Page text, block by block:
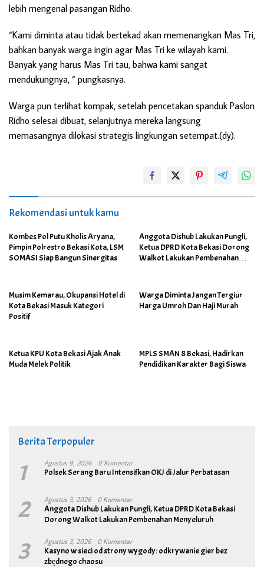
lebih mengenal pasangan Ridho.
“Kami diminta atau tidak bertekad akan memenangkan Mas Tri,
bahkan banyak warga ingin agar Mas Tri ke wilayah kami.
Banyak yang harus Mas Tri tau, bahwa kami sangat
mendukungnya, “ pungkasnya.
Warga pun terlihat kompak, setelah pencetakan spanduk Paslon
Ridho selesai dibuat, selanjutnya mereka langsung
memasangnya dilokasi strategis lingkungan setempat.(dy).
Rekomendasi untuk kamu
Kombes Pol Putu Kholis Aryana,
Pimpin Polrestro Bekasi Kota, LSM
SOMASI Siap Bangun Sinergitas
Anggota Dishub Lakukan Pungli,
Ketua DPRD Kota Bekasi Dorong
Walkot Lakukan Pembenahan
Musim Kemarau, Okupansi Hotel di
Kota Bekasi Masuk Kategori
Positif
Warga Diminta Jangan Tergiur
Harga Umroh Dan Haji Murah
Ketua KPU Kota Bekasi Ajak Anak
Muda Melek Politik
MPLS SMAN 8 Bekasi, Hadirkan
Pendidikan Karakter Bagi Siswa
Berita Terpopuler
1 Agustus 9, 2026 0 Komentar
Polsek Serang Baru Intensifkan OKJ di Jalur Perbatasan
2 Agustus 3, 2026 0 Komentar
Anggota Dishub Lakukan Pungli, Ketua DPRD Kota Bekasi
Dorong Walkot Lakukan Pembenahan Menyeluruh
3 Agustus 3, 2026 0 Komentar
Kasyno w sieci od strony wygody: odkrywanie gier bez
zbędnego chaosu